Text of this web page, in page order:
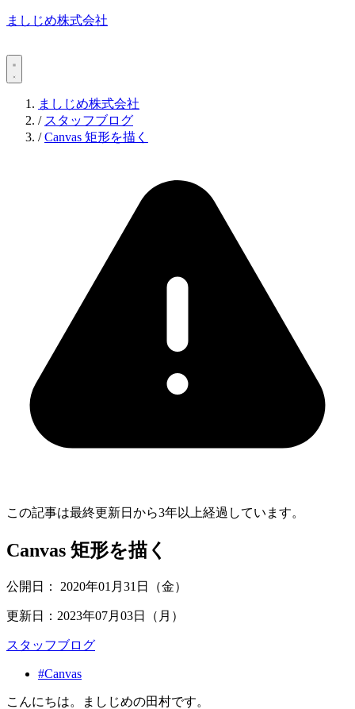
ましじめ株式会社
ましじめ株式会社
/ スタッフブログ
/ Canvas 矩形を描く
この記事は最終更新日から3年以上経過しています。
Canvas 矩形を描く
公開日： 2020年01月31日（金）
更新日： 2023年07月03日（月）
スタッフブログ
#Canvas
こんにちは。ましじめの田村です。